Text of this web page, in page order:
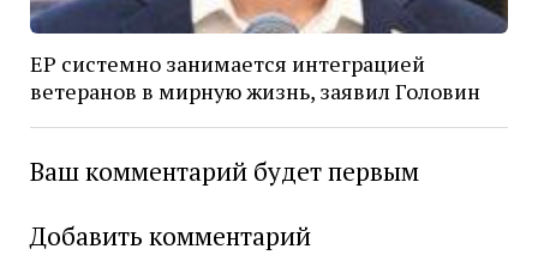
ЕР системно занимается интеграцией
ветеранов в мирную жизнь, заявил Головин
Ваш комментарий будет первым
Добавить комментарий